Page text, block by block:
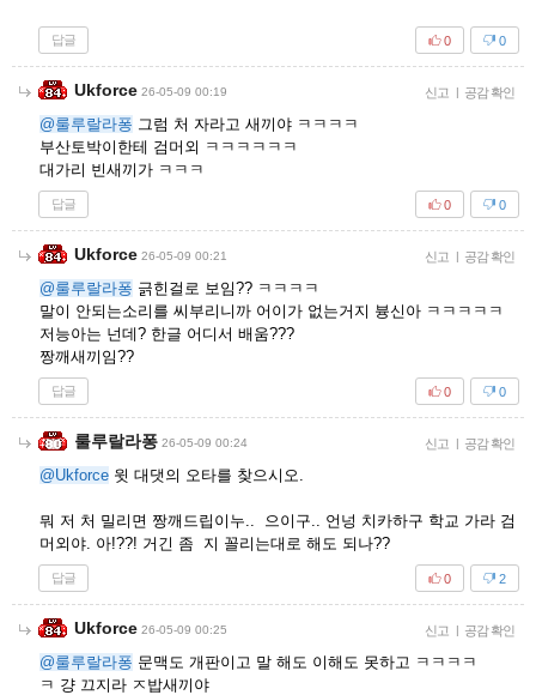
답글 0
0
Ukforce 26-05-09 00:19 신고 | 공감 확인
@룰루랄라퐁 그럼 처 자라고 새끼야 ㅋㅋㅋㅋ
부산토박이한테 검머외 ㅋㅋㅋㅋㅋㅋ
대가리 빈새끼가 ㅋㅋㅋ
답글 0
0
Ukforce 26-05-09 00:21 신고 | 공감 확인
@룰루랄라퐁 긁힌걸로 보임?? ㅋㅋㅋㅋ
말이 안되는소리를 씨부리니까 어이가 없는거지 븅신아 ㅋㅋㅋㅋㅋ
저능아는 넌데? 한글 어디서 배움???
짱깨새끼임??
답글 0
0
룰루랄라퐁 26-05-09 00:24 신고 | 공감 확인
@Ukforce 윗 대댓의 오타를 찾으시오.
뭐 저 처 밀리면 짱깨드립이누.. 으이구.. 언넝 치카하구 학교 가라 검
머외야. 아!??! 거긴 좀 지 꼴리는대로 해도 되나??
답글 2
0
Ukforce 26-05-09 00:25 신고 | 공감 확인
@룰루랄라퐁 문맥도 개판이고 말 해도 이해도 못하고 ㅋㅋㅋㅋ
ㅋ 걍 끄지라 ㅈ밥새끼야